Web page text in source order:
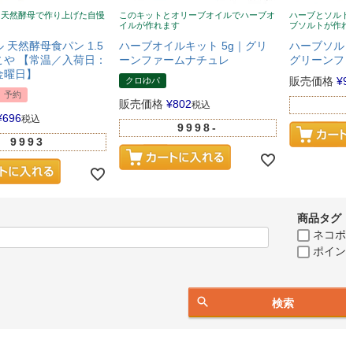
然酵母で作り上げた自慢
天然酵母食パン 1.5
や 【常温／入荷日：
日】
予約
696税込
9993
このキットとオリーブオイルでハーブオ
イルが作れます
ハーブオイルキット 5g｜グリ
ーンファームナチュレ
クロゆパ
販売価格 ¥802税込
9998-
ハーブとソル
ブソルトが作
ハーブソ
グリーン
販売価格 ¥
商品タグ
ネコ
ポイ
検索